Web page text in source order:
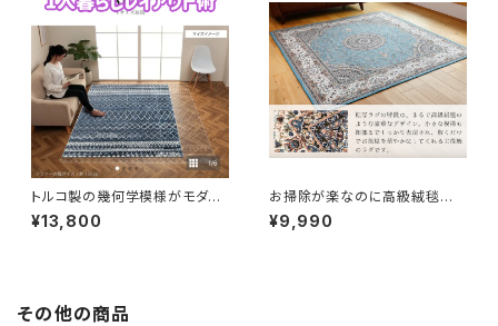
トルコ製の幾何学模様がモダン
な高級ウィルトン織ラグ
¥13,800
お掃除が楽なのに高級絨毯のよ
うな中世ヨーロッパデザインの
ラグ（ターコイズブルー）
¥9,990
その他の商品